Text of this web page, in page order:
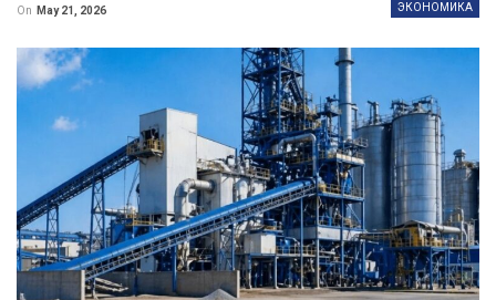
ЭКОНОМИКА
On May 21, 2026